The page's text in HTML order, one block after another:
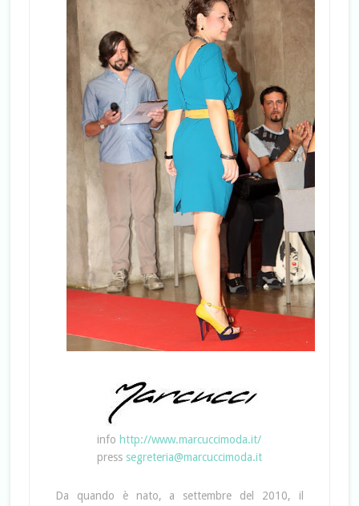
info http://www.marcuccimoda.it/
press segreteria@marcuccimoda.it
Da quando è nato, a settembre del 2010, il